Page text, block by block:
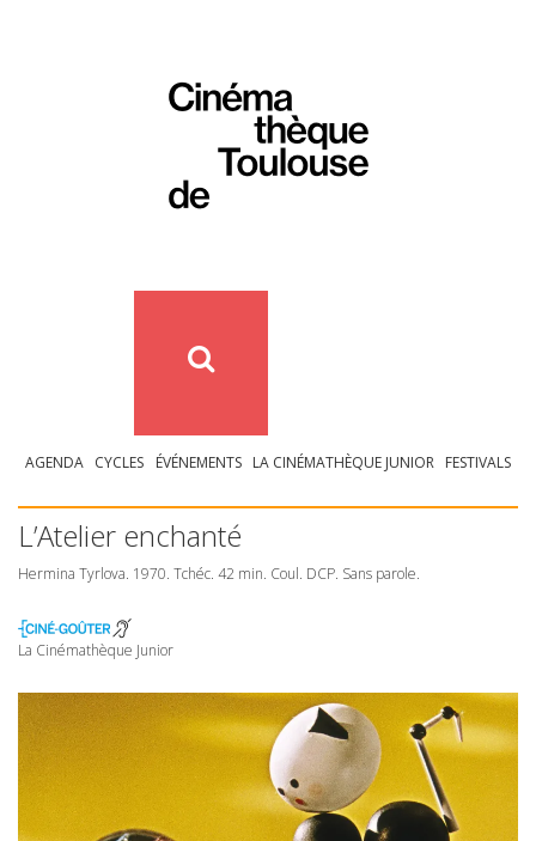
AGENDA CYCLES ÉVÉNEMENTS LA CINÉMATHÈQUE JUNIOR FESTIVALS
L’Atelier enchanté
Hermina Tyrlova. 1970. Tchéc. 42 min. Coul. DCP. Sans parole.
La Cinémathèque Junior